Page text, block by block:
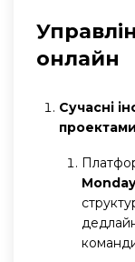
онлайн
Сучасні
проектами